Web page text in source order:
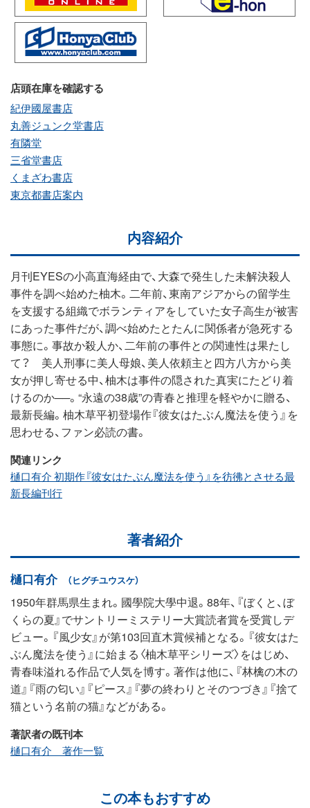
店頭在庫を確認する
紀伊國屋書店
丸善ジュンク堂書店
有隣堂
三省堂書店
くまざわ書店
東京都書店案内
内容紹介
月刊EYESの小高直海経由で、大森で発生した未解決殺人
事件を調べ始めた柚木。二年前、東南アジアからの留学生
を支援する組織でボランティアをしていた女子高生が被害
にあった事件だが、調べ始めたとたんに関係者が急死する
事態に。事故か殺人か、二年前の事件との関連性は果たし
て？ 美人刑事に美人母娘、美人依頼主と四方八方から美
女が押し寄せる中、柚木は事件の隠された真実にたどり着
けるのか──。“永遠の38歳”の青春と推理を軽やかに贈る、
最新長編。柚木草平初登場作『彼女はたぶん魔法を使う』を
思わせる、ファン必読の書。
関連リンク
樋口有介 初期作『彼女はたぶん魔法を使う』を彷彿とさせる最
新長編刊行
著者紹介
樋口有介 （ヒグチユウスケ）
1950年群馬県生まれ。國學院大學中退。88年、『ぼくと、ぼ
くらの夏』でサントリーミステリー大賞読者賞を受賞しデ
ビュー。『風少女』が第103回直木賞候補となる。『彼女はた
ぶん魔法を使う』に始まる〈柚木草平シリーズ〉をはじめ、
青春味溢れる作品で人気を博す。著作は他に、『林檎の木の
道』『雨の匂い』『ピース』『夢の終わりとそのつづき』『捨て
猫という名前の猫』などがある。
著訳者の既刊本
樋口有介 著作一覧
この本もおすすめ